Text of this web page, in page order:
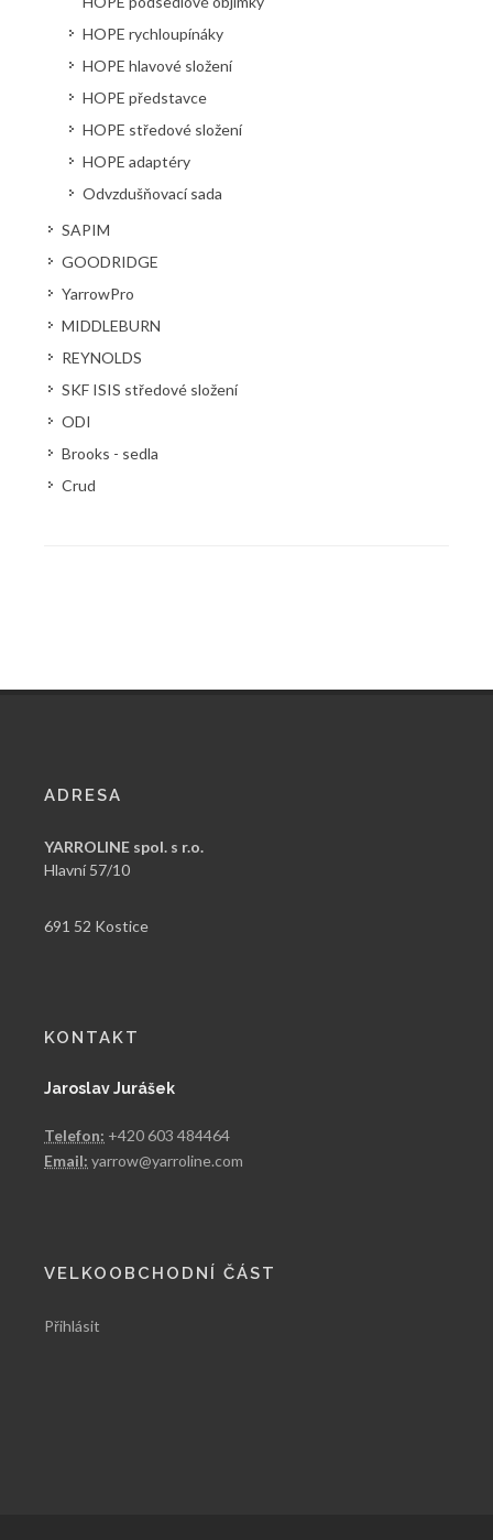
HOPE rychloupínáky
HOPE hlavové složení
HOPE představce
HOPE středové složení
HOPE adaptéry
Odvzdušňovací sada
SAPIM
GOODRIDGE
YarrowPro
MIDDLEBURN
REYNOLDS
SKF ISIS středové složení
ODI
Brooks - sedla
Crud
ADRESA
YARROLINE spol. s r.o.
Hlavní 57/10
691 52 Kostice
KONTAKT
Jaroslav Jurášek
Telefon: +420 603 484464
Email: yarrow@yarroline.com
VELKOOBCHODNÍ ČÁST
Přihlásit